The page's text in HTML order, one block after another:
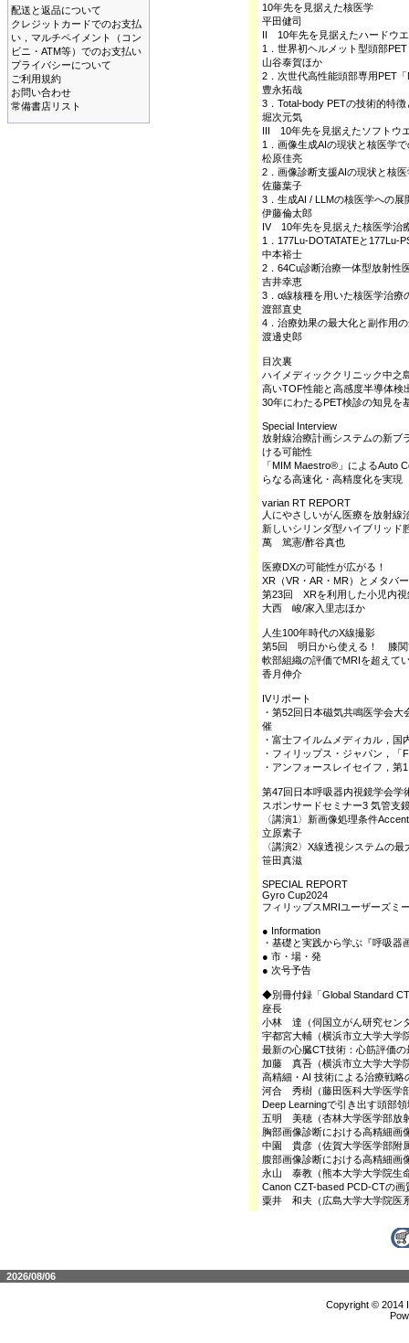
配送と返品について
クレジットカードでのお支払
い，マルチペイメント（コン
ビニ・ATM等）でのお支払い
プライバシーについて
ご利用規約
お問い合わせ
常備書店リスト
10年先を見据えた核医学
平田健司
II 10年先を見据えたハードウ
1．世界初ヘルメット型頭部
山谷泰賀ほか
2．次世代高性能頭部専用PET
豊永拓哉
3．Total-body PETの技術的特
堀次元気
III 10年先を見据えたソフトウ
1．画像生成AIの現状と核医学
松原佳亮
2．画像診断支援AIの現状と核
佐藤葉子
3．生成AI / LLMの核医学への展
伊藤倫太郎
IV 10年先を見据えた核医学治
1．177Lu-DOTATATEと177Lu-
中本裕士
2．64Cu診断治療一体型放射性
吉井幸恵
3．α線核種を用いた核医学治療
渡部直史
4．治療効果の最大化と副作用
渡邊史郎
目次裏
ハイメディッククリニック中之
高いTOF性能と高感度半導体検
30年にわたるPET検診の知見を
Special Interview
放射線治療計画システムの新ブ
ける可能性
「MIM Maestro®」によるAuto
らなる高速化・高精度化を実現
varian RT REPORT
人にやさしいがん医療を放射
新しいシリンダ型ハイブリッド
萬 篤憲/酢谷真也
医療DXの可能性が広がる！
XR（VR・AR・MR）とメタバ
第23回 XRを利用した小児内視
大西 峻/家入里志ほか
人生100年時代のX線撮影
第5回 明日から使える！ 膝関
軟部組織の評価でMRIを超えて
香月伸介
IVリポート
・第52回日本磁気共鳴医学会
催
・富士フイルムメディカル，
・フィリップス・ジャパン，「
・アンフォースレイセイフ，
第47回日本呼吸器内視鏡学会学
スポンサードセミナー3 気管支
〈講演1〉新画像処理条件
立原素子
〈講演2〉X線透視システムの
笹田真滋
SPECIAL REPORT
Gyro Cup2024
フィリップスMRIユーザーズミ
● Information
・基礎と実践から学ぶ『呼吸器
● 市・場・発
● 次号予告
◆別冊付録「Global Standard
座長
小林 達（伺国立がん研究セン
宇都宮大輔（横浜市立大学大学
最新の心臓CT技術：心筋評価の
加藤 真吾（横浜市立大学大学
高精細・AI 技術による治療戦略
河合 秀樹（藤田医科大学医学
Deep Learningで引き出す頭部
五明 美穂（杏林大学医学部放
胸部画像診断における高精細画
中園 貴彦（佐賀大学医学部附
腹部画像診断における高精細画
永山 泰教（熊本大学大学院生
Canon CZT-based PCD-CTの
粟井 和夫（広島大学大学院医
2026/08/06
Copyright © 2014